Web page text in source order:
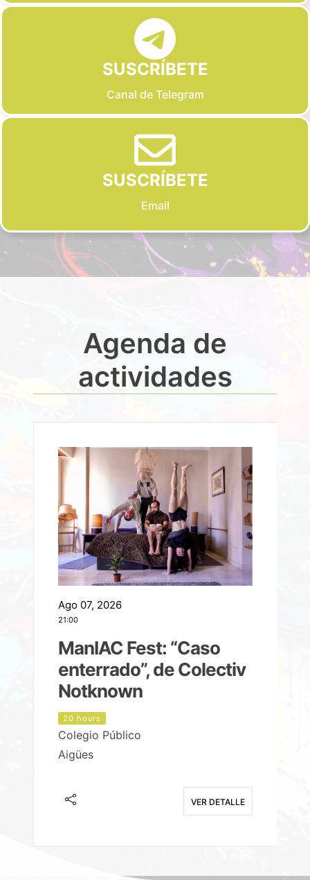
SUSCRÍBETE
Canal de Telegram
SUSCRÍBETE
Email
Agenda de
actividades
Ago 07, 2026
21:00
ManIAC Fest: “Caso
enterrado”, de Colectiv
Notknown
20 hours
Colegio Público
Aigües
VER DETALLE